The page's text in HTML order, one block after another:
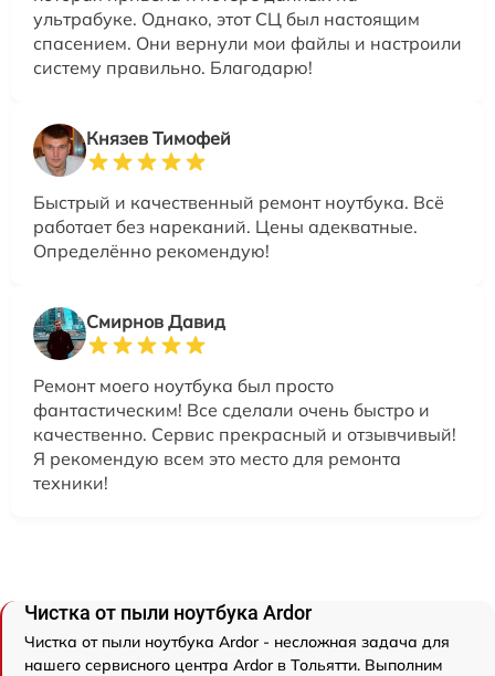
ультрабуке. Однако, этот СЦ был настоящим
спасением. Они вернули мои файлы и настроили
систему правильно. Благодарю!
Князев Тимофей
Быстрый и качественный ремонт ноутбука. Всё
работает без нареканий. Цены адекватные.
Определённо рекомендую!
Смирнов Давид
Ремонт моего ноутбука был просто
фантастическим! Все сделали очень быстро и
качественно. Сервис прекрасный и отзывчивый!
Я рекомендую всем это место для ремонта
техники!
Чистка от пыли ноутбука Ardor
Чистка от пыли ноутбука Ardor - несложная задача для
нашего сервисного центра Ardor в Тольятти. Выполним